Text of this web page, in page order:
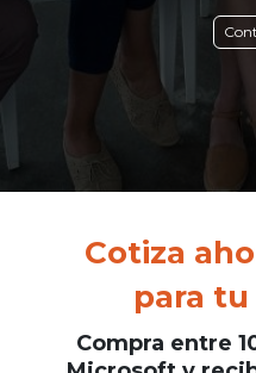
Cotiza
para
Compra entre